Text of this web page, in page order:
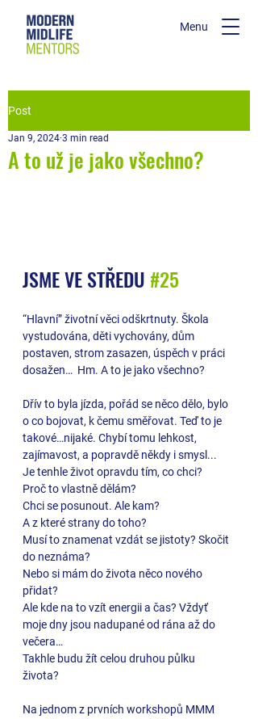
Menu
Post
A to už je jako všechno?
Jan 9, 2024 3 min read
JSME VE STŘEDU #25
“Hlavní” životní věci odškrtnuty. Škola
vystudována, děti vychovány, dům
postaven, strom zasazen, úspěch v práci
dosažen…  Hm. A to je jako všechno?
Dřív to byla jízda, pořád se něco dělo, bylo
o co bojovat, k čemu směřovat. Teď to je
takové…nijaké. Chybí tomu lehkost,
zajímavost, a popravdě někdy i smysl...
Je tenhle život opravdu tím, co chci?
Proč to vlastně dělám?
Chci se posunout. Ale kam?
A z které strany do toho?
Musí to znamenat vzdát se jistoty? Skočit
do neznáma?
Nebo si mám do života něco nového
přidat?
Ale kde na to vzít energii a čas? Vždyť
moje dny jsou nadupané od rána až do
večera…
Takhle budu žít celou druhou půlku
života?
Na jednom z prvních workshopů MMM